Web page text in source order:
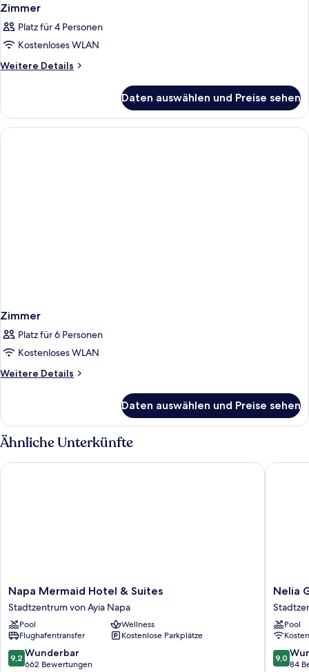
Zimmer
Platz für 4 Personen
Kostenloses WLAN
Weitere Details
Weitere
Daten auswählen und Preise sehen
Zimmer
Platz für 6 Personen
Kostenloses WLAN
Weitere Details
Weitere
Daten auswählen und Preise sehen
Ähnliche Unterkünfte
Napa
Mermaid
Hotel
&
Suites
Stadtzentrum
von
Napa Mermaid Hotel & Suites
Stadtzentrum von Ayia Napa
Pool
Wellness
Flughafentransfer
Kostenlose Parkplätze
9.2
von
9,2 Wunderbar
662 Bewertungen
Napa Mermaid Hotel & Suites
Nelia
Gardens
von
Ayia
Napa
Nelia
Pool
9.0
von
9,0
84
Nelia